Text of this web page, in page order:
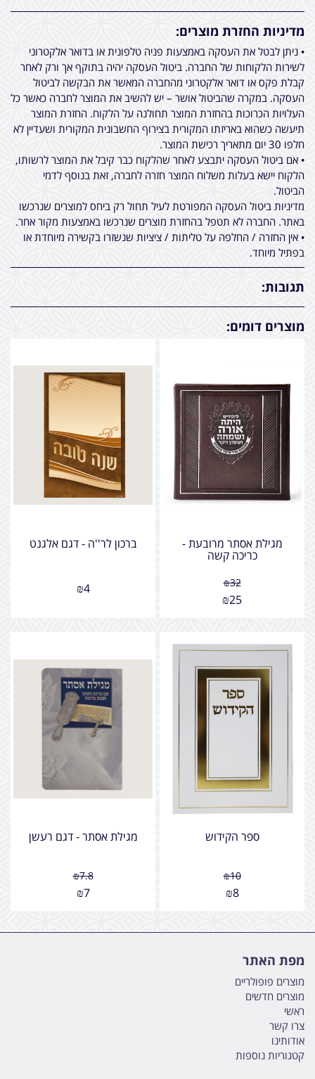
מדיניות החזרת מוצרים:
• ניתן לבטל את העסקה באמצעות פניה טלפונית או בדואר אלקטרוני
לשירות הלקוחות של החברה. ביטול העסקה יהיה בתוקף אך ורק לאחר
קבלת פקס או דואר אלקטרוני מהחברה המאשר את הבקשה לביטול
העסקה. במקרה שהביטול אושר – יש להשיב את המוצר לחברה כאשר כל
העלויות הכרוכות בהחזרת המוצר תחולנה על הלקוח. החזרת המוצר
תיעשה כשהוא באריזתו המקורית בצירוף החשבונית המקורית ושעדיין לא
חלפו 30 יום מתאריך רכישת המוצר.
• אם ביטול העסקה יתבצע לאחר שהלקוח כבר קיבל את המוצר לרשותו,
הלקוח יישא בעלות משלוח המוצר חזרה לחברה, זאת בנוסף לדמי
הביטול.
מדיניות ביטול העסקה המפורטת לעיל תחול רק ביחס למוצרים שנרכשו
באתר. החברה לא תטפל בהחזרת מוצרים שנרכשו באמצעות מקור אחר.
• אין החזרה / החלפה על טליתות / ציציות שנשזרו בקשירה מיוחדת או
בפתיל מיוחד.
תגובות:
מוצרים דומים:
מגילת אסתר מרובעת -
כריכה קשה
₪32
₪25
ברכון לר''ה - דגם אלגנט
₪4
ספר הקידוש
₪10
₪8
מגילת אסתר - דגם רעשן
₪7.8
₪7
מפת האתר
מוצרים פופולריים
מוצרים חדשים
ראשי
צרו קשר
אודותינו
קטגוריות נוספות